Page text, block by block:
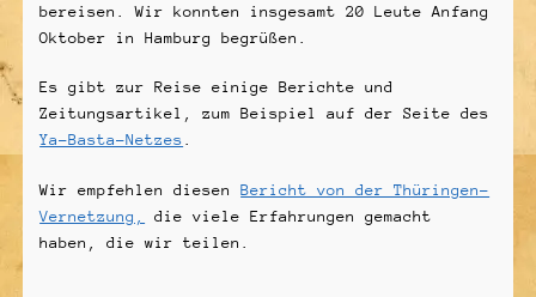
bereisen. Wir konnten insgesamt 20 Leute Anfang
Oktober in Hamburg begrüßen.
Es gibt zur Reise einige Berichte und
Zeitungsartikel, zum Beispiel auf der Seite des
Ya-Basta-Netzes .
Wir empfehlen diesenBericht von der Thüringen-
Vernetzung,
die viele Erfahrungen gemacht
haben, die wir teilen.